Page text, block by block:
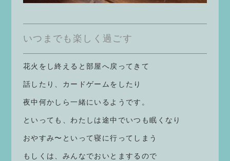
いつまでも楽しく過ごす
花火をし終えると部屋へ戻ってきて
話したり、カードゲームをしたり
夜中何かしら一緒にいるようです。
といっても、わたしは途中でいつも眠くなり
おやすみ〜といって寝に行ってしまう
もしくは、みんなでおいとまするので